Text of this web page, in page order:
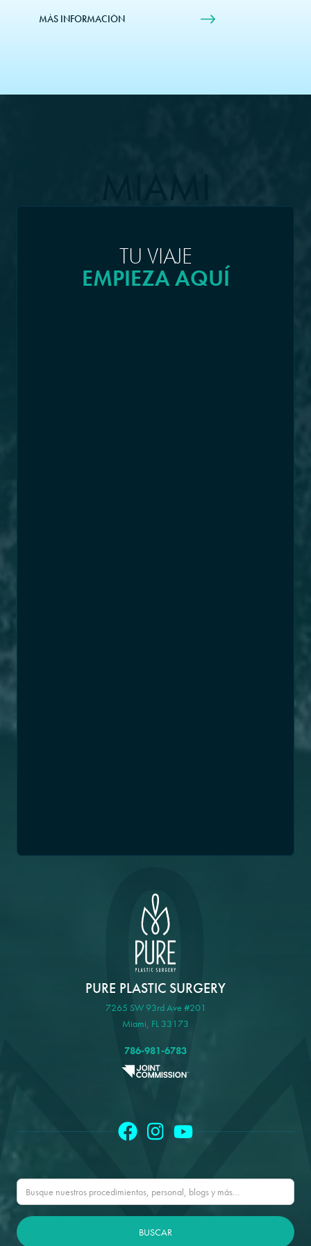
MÁS INFORMACIÓN
MIAMI
(FLORIDA)
TU VIAJE
EMPIEZA AQUÍ
PURE PLASTIC SURGERY
7265 SW 93rd Ave #201
Miami, FL 33173
786-981-6783